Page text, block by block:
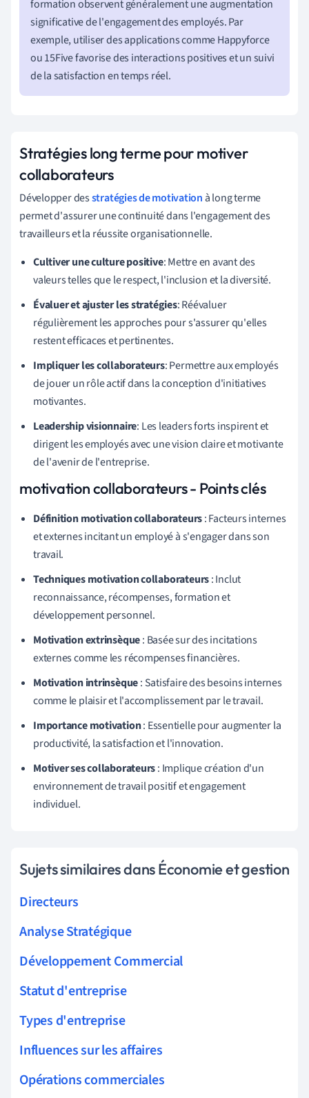
formation observent généralement une augmentation
significative de l'engagement des employés. Par
exemple, utiliser des applications comme Happyforce
ou 15Five favorise des interactions positives et un suivi
de la satisfaction en temps réel.
Stratégies long terme pour motiver
collaborateurs
Développer desstratégies de motivation à long terme
permet d'assurer une continuité dans l'engagement des
travailleurs et la réussite organisationnelle.
Cultiver une culture positive: Mettre en avant des
valeurs telles que le respect, l'inclusion et la diversité.
Évaluer et ajuster les stratégies: Réévaluer
régulièrement les approches pour s'assurer qu'elles
restent efficaces et pertinentes.
Impliquer les collaborateurs: Permettre aux employés
de jouer un rôle actif dans la conception d'initiatives
motivantes.
Leadership visionnaire: Les leaders forts inspirent et
dirigent les employés avec une vision claire et motivante
de l'avenir de l'entreprise.
motivation collaborateurs - Points clés
Définition motivation collaborateurs: Facteurs internes
et externes incitant un employé à s'engager dans son
travail.
Techniques motivation collaborateurs: Inclut
reconnaissance, récompenses, formation et
développement personnel.
Motivation extrinsèque: Basée sur des incitations
externes comme les récompenses financières.
Motivation intrinsèque: Satisfaire des besoins internes
comme le plaisir et l'accomplissement par le travail.
Importance motivation: Essentielle pour augmenter la
productivité, la satisfaction et l'innovation.
Motiver ses collaborateurs: Implique création d'un
environnement de travail positif et engagement
individuel.
Sujets similaires dans Économie et gestion
Directeurs
Analyse Stratégique
Développement Commercial
Statut d'entreprise
Types d'entreprise
Influences sur les affaires
Opérations commerciales